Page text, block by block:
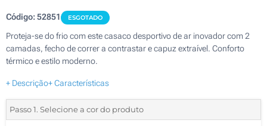
Código:52851 ESGOTADO
Proteja-se do frio com este casaco desportivo de ar inovador com 2
camadas, fecho de correr a contrastar e capuz extraível. Conforto
térmico e estilo moderno.
+ Descrição+ Características
Passo 1. Selecione a cor do produto